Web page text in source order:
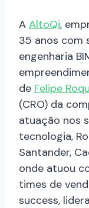
A AltoQi,
35 anos com
engenharia
de Felipe
(CRO) da
atuação nos
tecnologia,
Santander,
onde atuou
times de
success,